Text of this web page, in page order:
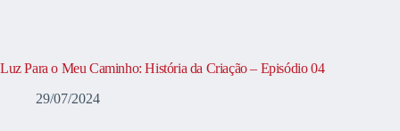
Luz Para o Meu Caminho: História da Criação – Episódio 04
29/07/2024